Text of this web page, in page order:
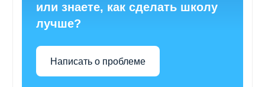
или знаете, как сделать школу
лучше?
Написать о проблеме